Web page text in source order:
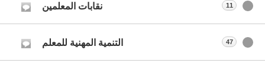
نقابات المعلمين 11
التنمية المهنية للمعلم 47